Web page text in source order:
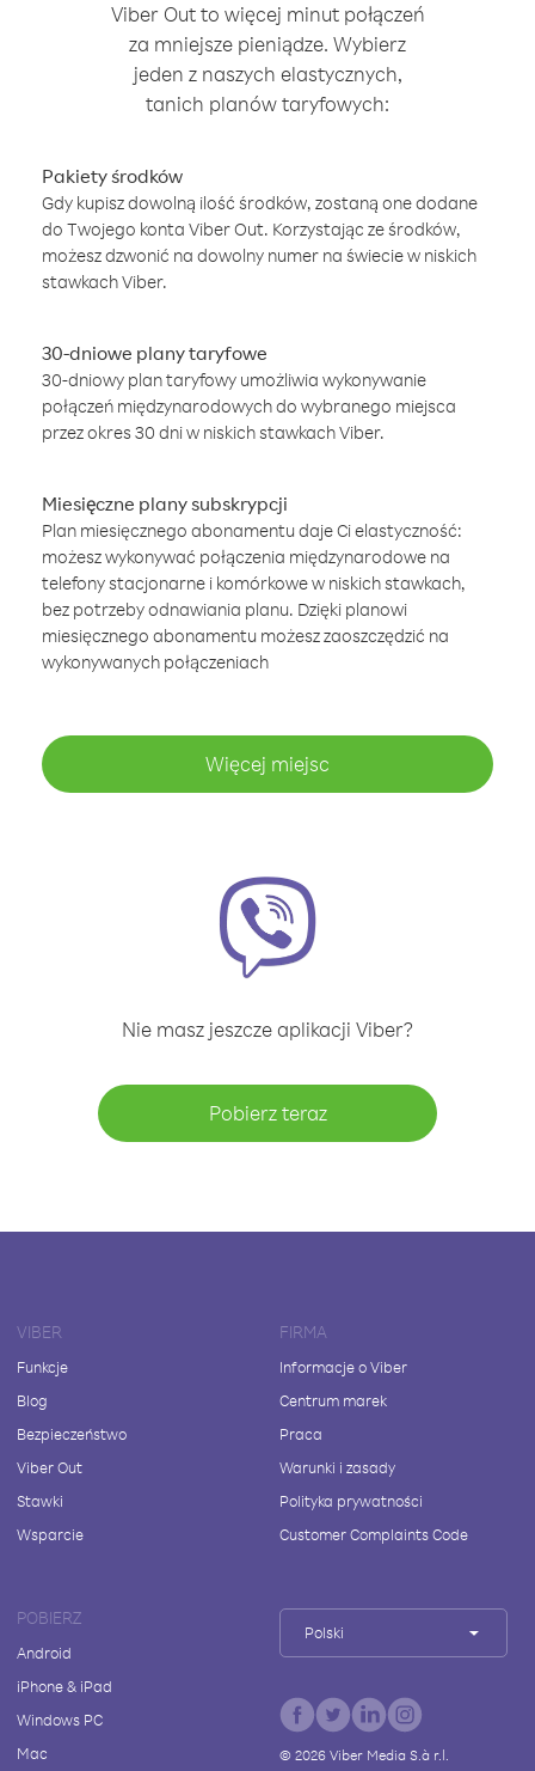
Viber Out to więcej minut połączeń
za mniejsze pieniądze. Wybierz
jeden z naszych elastycznych,
tanich planów taryfowych:
Pakiety środków
Gdy kupisz dowolną ilość środków, zostaną one dodane
do Twojego konta Viber Out. Korzystając ze środków,
możesz dzwonić na dowolny numer na świecie w niskich
stawkach Viber.
30-dniowe plany taryfowe
30-dniowy plan taryfowy umożliwia wykonywanie
połączeń międzynarodowych do wybranego miejsca
przez okres 30 dni w niskich stawkach Viber.
Miesięczne plany subskrypcji
Plan miesięcznego abonamentu daje Ci elastyczność:
możesz wykonywać połączenia międzynarodowe na
telefony stacjonarne i komórkowe w niskich stawkach,
bez potrzeby odnawiania planu. Dzięki planowi
miesięcznego abonamentu możesz zaoszczędzić na
wykonywanych połączeniach
Więcej miejsc
Nie masz jeszcze aplikacji Viber?
Pobierz teraz
VIBER
Funkcje
Blog
Bezpieczeństwo
Viber Out
Stawki
Wsparcie
FIRMA
Informacje o Viber
Centrum marek
Praca
Warunki i zasady
Polityka prywatności
Customer Complaints Code
POBIERZ
Android
iPhone & iPad
Windows PC
Mac
Polski
© 2026Viber Media S.à r.l.